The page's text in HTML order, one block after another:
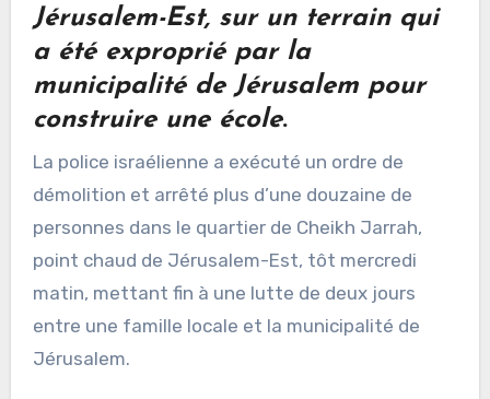
Jérusalem-Est, sur un terrain qui
a été exproprié par la
municipalité de Jérusalem pour
construire une école.
La police israélienne a exécuté un ordre de
démolition et arrêté plus d’une douzaine de
personnes dans le quartier de Cheikh Jarrah,
point chaud de Jérusalem-Est, tôt mercredi
matin, mettant fin à une lutte de deux jours
entre une famille locale et la municipalité de
Jérusalem.